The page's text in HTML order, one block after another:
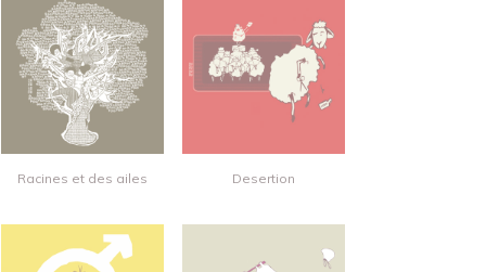
Racines et des ailes Desertion